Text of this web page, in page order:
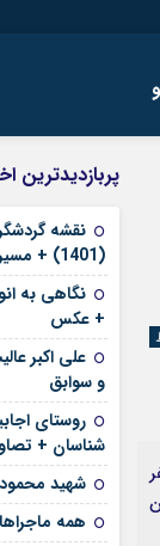
رمز عبور
مرا به خاطر
راه اندازی سایت و
سایت های خبری
پربازدیدترین
نقشه
(1401) + مسیر دسترسی
نگاهی به
+ عکس
علی‌ اکبر
و سوابق
روستای
شناسان +
شهید محمود
همه